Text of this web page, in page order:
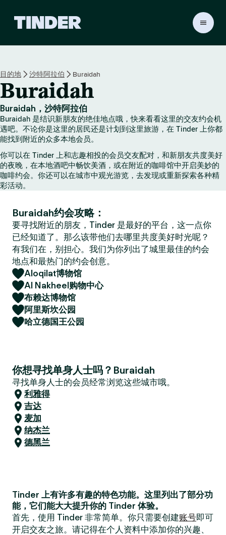
r
首
页
目的地 沙特阿拉伯 Buraidah
Buraidah
Buraidah，沙特阿拉伯
Buraidah 是结识新朋友的绝佳地点哦，快来看看这里的交友约会机
遇吧。不论你是这里的居民还是计划到这里旅游，在 Tinder 上你都
能找到附近的众多本地会员。
你可以在 Tinder 上和志趣相投的会员交友配对，和新朋友共度美好
的夜晚，在本地酒吧中畅饮美酒，或在附近的咖啡馆中开启美妙的
咖啡约会。你还可以在城市中观光游览，去发现或重新探索各种精
彩活动。
Buraidah约会攻略：
要寻找附近的朋友，Tinder 是最好的平台，这一点你
已经知道了。那么该带他们去哪里共度美好时光呢？
有我们在，别担心。我们为你列出了城里最佳的约会
地点和最热门的约会创意。
Aloqilat博物馆
Al Nakheel购物中心
布赖达博物馆
阿里斯坎公园
哈立德国王公园
你想寻找单身人士吗？Buraidah
寻找单身人士的会员经常浏览这些城市哦。
利雅得
吉达
麦加
纳杰兰
德黑兰
Tinder 上有许多有趣的特色功能。这里列出了部分功
能，它们能大大提升你的 Tinder 体验。
首先，使用 Tinder 非常简单。你只需要创建账号即可
开启交友之旅。请记得在个人资料中添加你的兴趣、